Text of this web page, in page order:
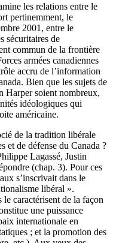
les relations entre le
pertinemment, le
2001, entre le
sécuritaires de
commun de la frontière
armées canadiennes
accru de l’information
Bien que les sujets de
Harper soient nombreux,
idéologiques qui
américaine.
de la tradition libérale
et de défense du Canada ?
Lagassé, Justin
(chap. 3). Pour ces
s’inscrivait dans le
libéral ».
caractérisent de la façon
une puissance
internationale en
; et la promotion des